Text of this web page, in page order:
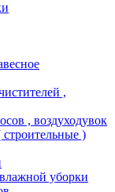
,
, воздуходувок
)
уборки